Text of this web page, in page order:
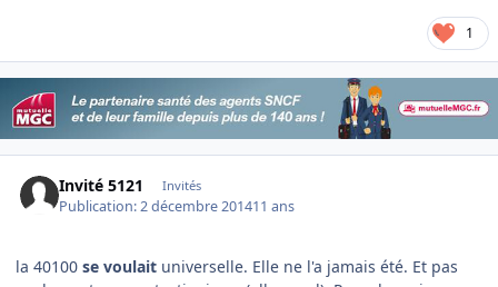
1
Invité 5121 Invités
Publication:2 décembre 201411 ans
la 40100 se voulait universelle. Elle ne l'a jamais été. Et pas